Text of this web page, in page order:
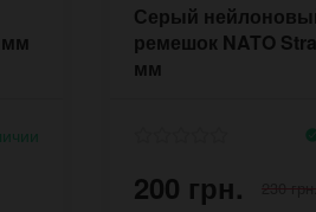
мм
Серый
ремешок NATO
мм
200 грн. 230